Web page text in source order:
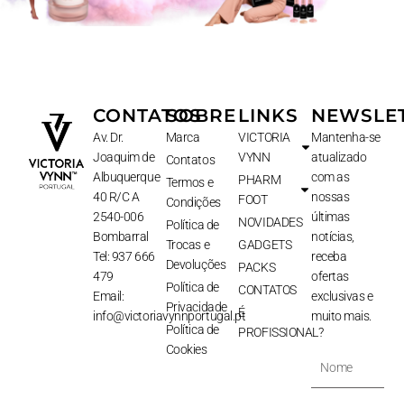
CONTATOS
Av. Dr.
Joaquim de
Albuquerque
40 R/C A
2540-006
Bombarral
Tel: 937 666
479
Email:
info@victoriavynnportugal.pt
SOBRE
Marca
Contatos
Termos e
Condições
Política de
Trocas e
Devoluções
Política de
Privacidade
Política de
Cookies
LINKS
VICTORIA
VYNN
PHARM
FOOT
NOVIDADES
GADGETS
PACKS
CONTATOS
É
PROFISSIONAL?
Mantenha-se
atualizado
com as
nossas
últimas
notícias,
receba
ofertas
exclusivas e
muito mais.
Nome